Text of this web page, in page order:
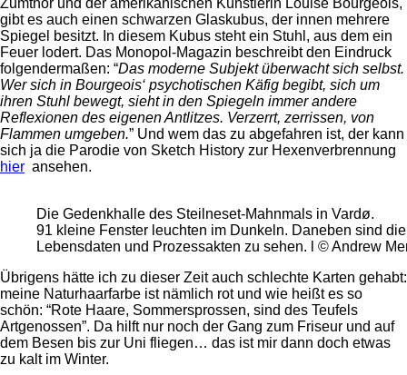
Zumthor und der amerikanischen Künstlerin Louise Bourgeois,
gibt es auch einen schwarzen Glaskubus, der innen mehrere
Spiegel besitzt. In diesem Kubus steht ein Stuhl, aus dem ein
Feuer lodert. Das Monopol-Magazin beschreibt den Eindruck
folgendermaßen: “Das moderne Subjekt überwacht sich selbst.
Wer sich in Bourgeois‘ psychotischen Käfig begibt, sich um
ihren Stuhl bewegt, sieht in den Spiegeln immer andere
Reflexionen des eigenen Antlitzes. Verzerrt, zerrissen, von
Flammen umgeben.” Und wem das zu abgefahren ist, der kann
sich ja die Parodie von Sketch History zur Hexenverbrennung
hier ansehen.
Die Gedenkhalle des Steilneset-Mahnmals in Vardø.
91 kleine Fenster leuchten im Dunkeln. Daneben sind
Lebensdaten und Prozessakten zu sehen. Ɩ © Andrew
Übrigens hätte ich zu dieser Zeit auch schlechte Karten gehabt:
meine Naturhaarfarbe ist nämlich rot und wie heißt es so
schön: “Rote Haare, Sommersprossen, sind des Teufels
Artgenossen”. Da hilft nur noch der Gang zum Friseur und auf
dem Besen bis zur Uni fliegen… das ist mir dann doch etwas
zu kalt im Winter.